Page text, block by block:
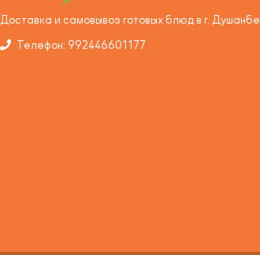
Доставка и самовывоз готовых блюд в г. Душанбе
Телефон: 992446601177